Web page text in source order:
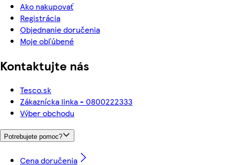
Ako nakupovať
Registrácia
Objednanie doručenia
Moje obľúbené
Kontaktujte nás
Tesco.sk
Zákaznícka linka - 0800222333
Výber obchodu
Potrebujete pomoc?
Cena doručenia